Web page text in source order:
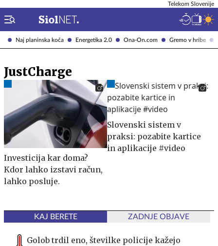
Naj planinska koča Energetika 2.0 Ona-On.com Gremo v hribe
Telekom Slovenije
JustCharge
Investicija kar doma?
Kdor lahko izstavi račun,
lahko posluje.
Slovenski sistem v
praksi: pozabite kartice
in aplikacije #video
KAJ BERETE ZADNJE OBJAVE
Golob trdil eno, številke policije kažejo